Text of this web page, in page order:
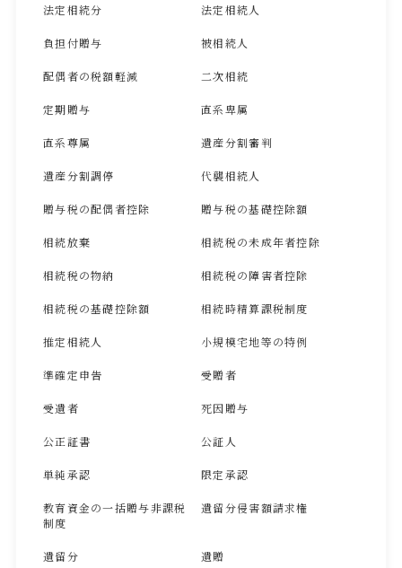
法定相続分 法定相続人
負担付贈与 被相続人
配偶者の税額軽減 二次相続
定期贈与 直系卑属
直系尊属 遺産分割審判
遺産分割調停 代襲相続人
贈与税の配偶者控除 贈与税の基礎控除額
相続放棄 相続税の未成年者控除
相続税の物納 相続税の障害者控除
相続税の基礎控除額 相続時精算課税制度
推定相続人 小規模宅地等の特例
準確定申告 受贈者
受遺者 死因贈与
公正証書 公証人
単純承認 限定承認
教育資金の一括贈与非課税
制度
遺留分侵害額請求権
遺留分 遺贈